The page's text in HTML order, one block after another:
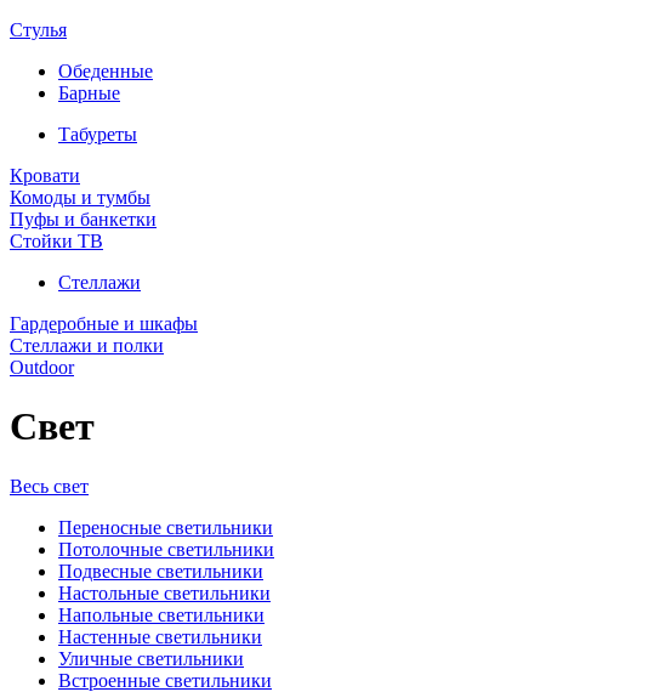
Стулья
Обеденные
Барные
Табуреты
Кровати
Комоды и тумбы
Пуфы и банкетки
Стойки ТВ
Стеллажи
Гардеробные и шкафы
Стеллажи и полки
Outdoor
Свет
Весь свет
Переносные светильники
Потолочные светильники
Подвесные светильники
Настольные светильники
Напольные светильники
Настенные светильники
Уличные светильники
Встроенные светильники